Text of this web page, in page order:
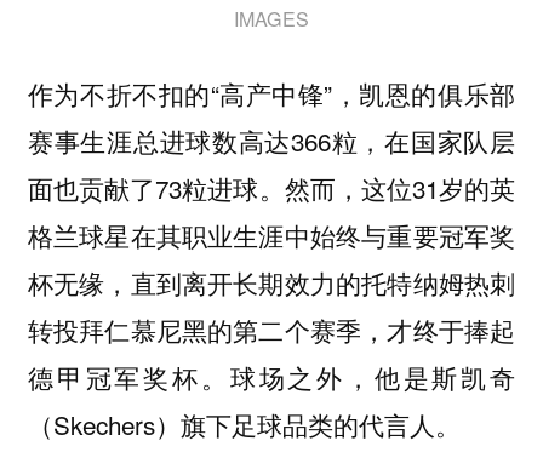
IMAGES
作为不折不扣的“高产中锋”，凯恩的俱乐部
赛事生涯总进球数高达366粒，在国家队层
面也贡献了73粒进球。然而，这位31岁的英
格兰球星在其职业生涯中始终与重要冠军奖
杯无缘，直到离开长期效力的托特纳姆热刺
转投拜仁慕尼黑的第二个赛季，才终于捧起
德甲冠军奖杯。球场之外，他是斯凯奇
（Skechers）旗下足球品类的代言人。